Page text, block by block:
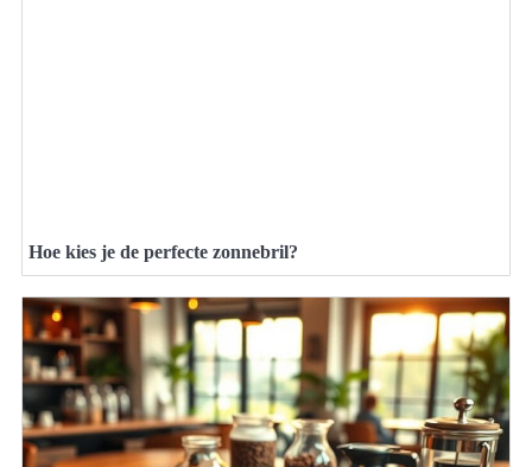
Hoe kies je de perfecte zonnebril?